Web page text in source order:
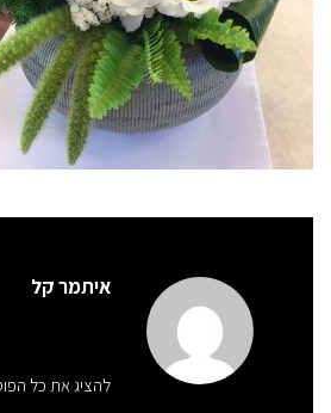
איתמר קל
להציג את כל